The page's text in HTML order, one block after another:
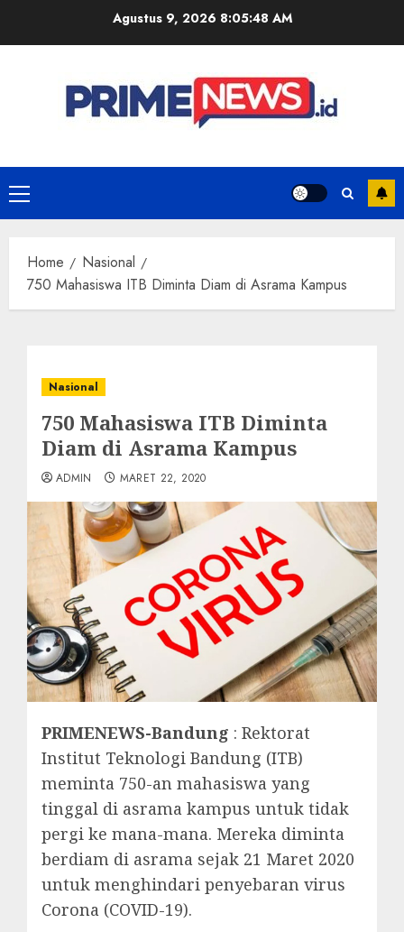
Agustus 9, 2026 8:05:48 AM
Primary
Menu
Home
Nasional
750 Mahasiswa ITB Diminta Diam di Asrama Kampus
Nasional
750 Mahasiswa ITB Diminta
Diam di Asrama Kampus
ADMIN MARET 22, 2020
PRIMENEWS-Bandung : Rektorat
Institut Teknologi Bandung (ITB)
meminta 750-an mahasiswa yang
tinggal di asrama kampus untuk tidak
pergi ke mana-mana. Mereka diminta
berdiam di asrama sejak 21 Maret 2020
untuk menghindari penyebaran virus
Corona (COVID-19).